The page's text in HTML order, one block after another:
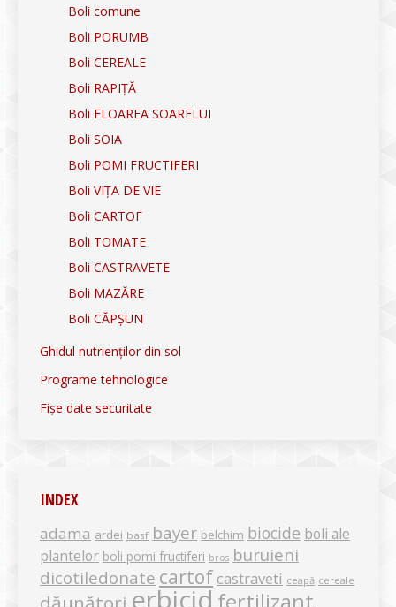
Boli comune
Boli PORUMB
Boli CEREALE
Boli RAPIȚĂ
Boli FLOAREA SOARELUI
Boli SOIA
Boli POMI FRUCTIFERI
Boli VIȚA DE VIE
Boli CARTOF
Boli TOMATE
Boli CASTRAVETE
Boli MAZĂRE
Boli CĂPȘUN
Ghidul nutrienților din sol
Programe tehnologice
Fișe date securitate
INDEX
adama ardei basf bayer belchim biocide boli ale
plantelor boli pomi fructiferi bros buruieni
dicotiledonate cartof castraveti ceapă cereale
erbicidfertilizant